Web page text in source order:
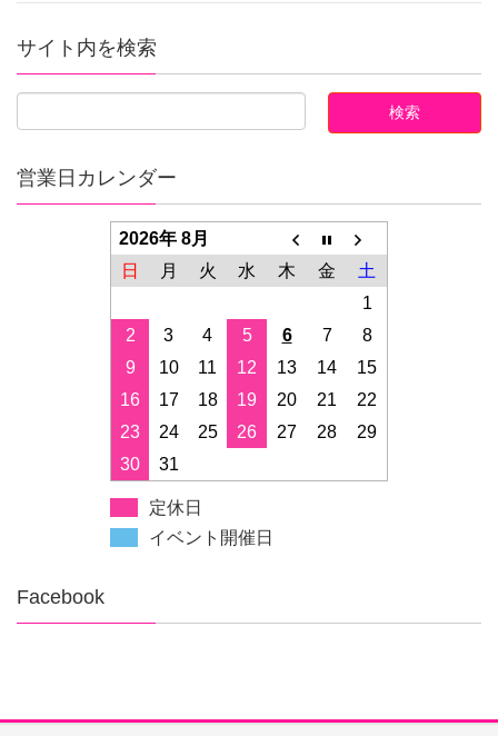
サイト内を検索
営業日カレンダー
2026年 8月
日
月 火 水 木 金
土
1
2
3 4 5 6 7
8
9
10 11 12 13 14
15
16
17 18 19 20 21
22
23
24 25 26 27 28
29
30
31
定休日
イベント開催日
Facebook